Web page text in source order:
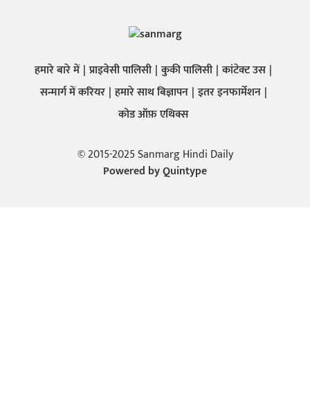
हमारे बारे में प्राइवेसी पालिसी कुकी पालिसी कांटेक्ट उस
सन्मार्ग में करियर हमारे साथ बिज्ञापन इतर इनफार्मेशन
कोड ऑफ़ एथिक्स
© 2015-2025 Sanmarg Hindi Daily
Powered byQuintype